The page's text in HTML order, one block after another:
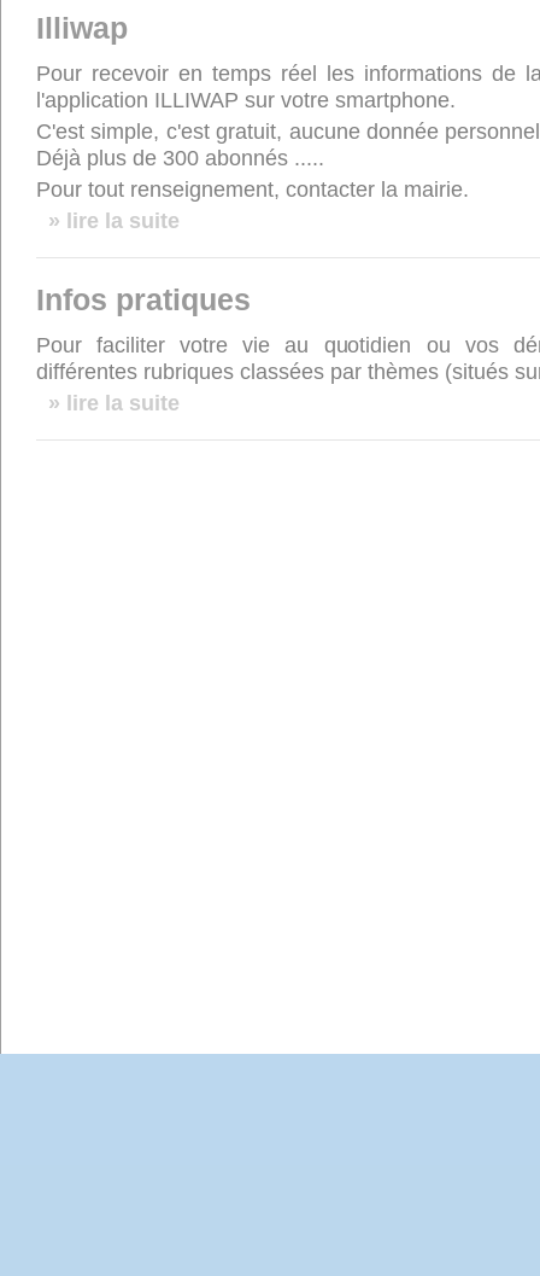
Illiwap
Pour recevoir en temps réel les informations de
l'application ILLIWAP sur votre smartphone.
C'est simple, c'est gratuit, aucune donnée
Déjà plus de 300 abonnés .....
Pour tout renseignement, contacter la mairie.
» lire la suite
Infos pratiques
Pour faciliter votre vie au quotidien ou vos
différentes rubriques classées par thèmes (situés
» lire la suite